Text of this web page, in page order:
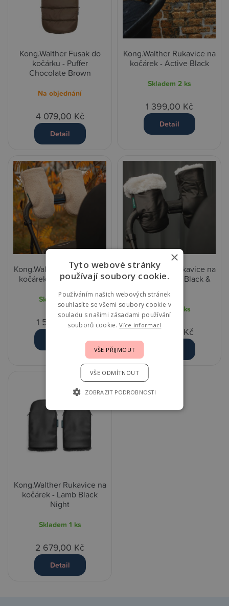
Kong.Walther Fusak do
kočárku - Puffer
Chocolate Brown
Na objednání
4 079,00 Kč
Detail
Kong.Walther Rukavice na
kočárek - Active Black
Skladem 2 ks
1 399,00 Kč
Detail
Kong.Walther Rukavice na
kočárek - Creme Teddy
Skladem1 ks
1 529,00 Kč
Kong.Walther Rukavice na
kočárek - Lamb Black &
Skladem 1 ks
2 679,00 Kč
Kong.Walther Rukavice na
kočárek - Lamb Black
Night
Skladem 1 ks
2 679,00 Kč
Detail
×
Tyto webové stránky
používají soubory cookie.
Používáním našich webových stránek
souhlasíte se všemi soubory cookie v
souladu s našimi zásadami používání
souborů cookie.Více informací
VŠE PŘIJMOUT
VŠE ODMÍTNOUT
ZOBRAZIT PODROBNOSTI